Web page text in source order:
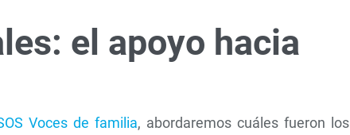
el apoyo hacia
Voces de familia, abordaremos cuáles fueron los